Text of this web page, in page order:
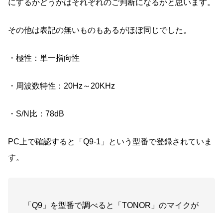
にするかどうかはそれぞれのご判断になるかと思います。
その他は表記の無いものもあるがほぼ同じでした。
・極性：単一指向性
・周波数特性：20Hz～20KHz
・S/N比：78dB
PC上で確認すると「Q9-1」という型番で登録されていま
す。
「Q9」を型番で調べると「TONOR」のマイクが